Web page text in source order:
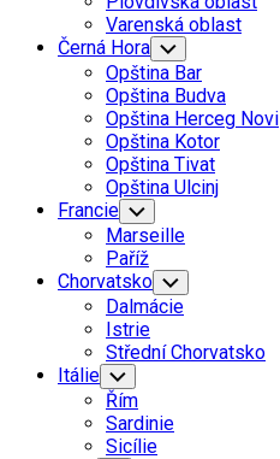
Varenská oblast
Černá Hora Toggle
Child
Menu
Opština Bar
Opština Budva
Opština Herceg Novi
Opština Kotor
Opština Tivat
Opština Ulcinj
Francie Toggle
Child
Menu
Marseille
Paříž
Chorvatsko Toggle
Child
Menu
Dalmácie
Istrie
Střední Chorvatsko
Itálie Toggle
Child
Menu
Řím
Sardinie
Sicílie